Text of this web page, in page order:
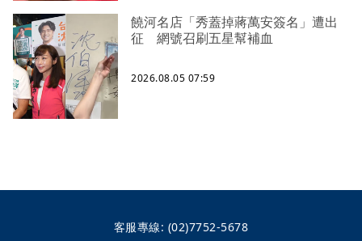
饒河名店「秀蓋掉蔣萬安簽名」遭出
征 網號召刷五星幫補血
2026.08.05 07:59
客服專線: (02)7752-5678